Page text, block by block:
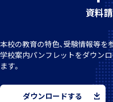
資料
本校の教育の特色、受験情報等を
学校案内パンフレットをダウン
ます。
ダウンロードする